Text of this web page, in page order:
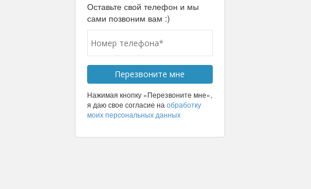
Оставьте свой телефон и мы
сами позвоним вам :)
Нажимая кнопку «Перезвоните мне»,
я даю свое согласие на обработку
моих персональных данных